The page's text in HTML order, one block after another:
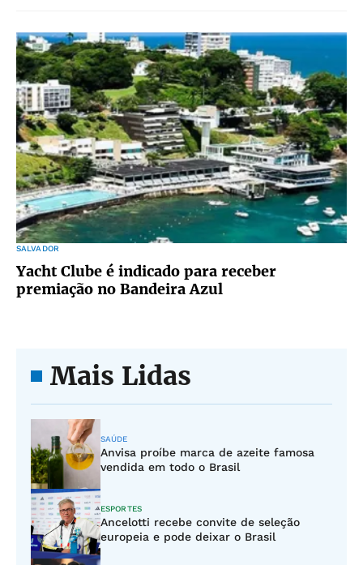
SALVADOR
Yacht Clube é indicado para receber
premiação no Bandeira Azul
Mais Lidas
SAÚDE
Anvisa proíbe marca de azeite famosa
vendida em todo o Brasil
ESPORTES
Ancelotti recebe convite de seleção
europeia e pode deixar o Brasil